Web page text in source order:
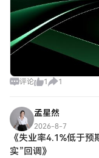
评论 1 1
孟星然
2026-8-7
《失业率4.1%低于
实”回调》